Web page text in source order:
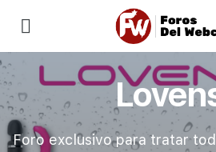
Foro exclusivo para tratar